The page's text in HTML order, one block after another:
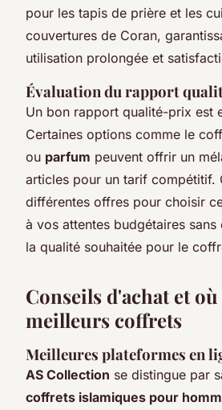
pour les tapis de prière et les
couvertures de Coran,
utilisation prolongée et
Évaluation du rapport
Un bon rapport qualité-prix est
Certaines options comme le
ou parfum peuvent offrir un
articles pour un tarif compétitif.
différentes offres pour choisir
à vos attentes budgétaires
la qualité souhaitée pour le
Conseils d'achat et
meilleurs coffrets
Meilleures plateformes en
AS Collection se distingue par
coffrets islamiques pour